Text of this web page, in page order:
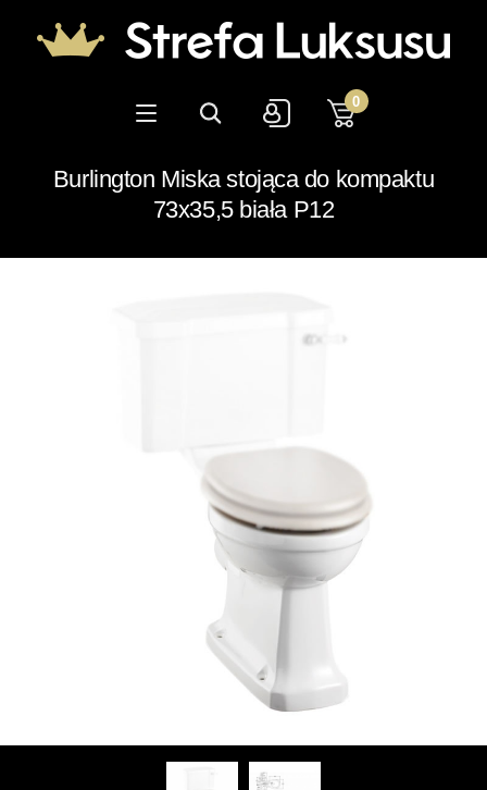
0
Burlington Miska stojąca do kompaktu
73x35,5 biała P12